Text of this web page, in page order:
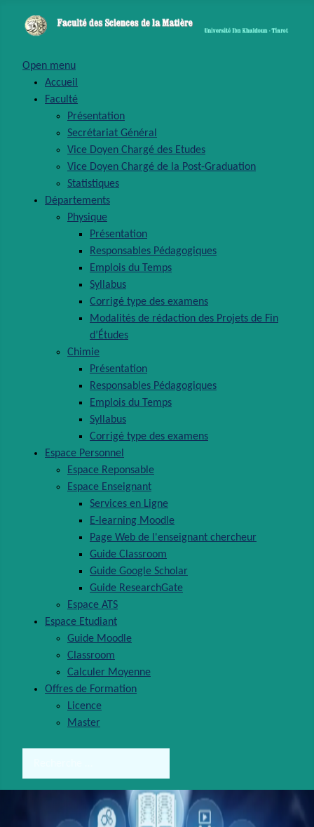
Open menu
Accueil
Faculté
Présentation
Secrétariat Général
Vice Doyen Chargé des Etudes
Vice Doyen Chargé de la Post-Graduation
Statistiques
Départements
Physique
Présentation
Responsables Pédagogiques
Emplois du Temps
Syllabus
Corrigé type des examens
Modalités de rédaction des Projets de Fin
d’Études
Chimie
Présentation
Responsables Pédagogiques
Emplois du Temps
Syllabus
Corrigé type des examens
Espace Personnel
Espace Reponsable
Espace Enseignant
Services en Ligne
E-learning Moodle
Page Web de l'enseignant chercheur
Guide Classroom
Guide Google Scholar
Guide ResearchGate
Espace ATS
Espace Etudiant
Guide Moodle
Classroom
Calculer Moyenne
Offres de Formation
Licence
Master